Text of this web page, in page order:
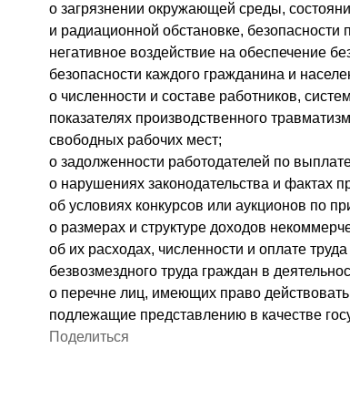
о загрязнении окружающей среды,
и радиационной обстановке,
негативное воздействие на обеспечение
безопасности каждого гражданина и
о численности и составе работников,
показателях производственного
свободных рабочих мест;
о задолженности работодателей по
о нарушениях законодательства и фактах
об условиях конкурсов или аукционов по
о размерах и структуре доходов
об их расходах, численности и оплате
безвозмездного труда граждан в
о перечне лиц, имеющих право
подлежащие представлению в качестве
Поделиться